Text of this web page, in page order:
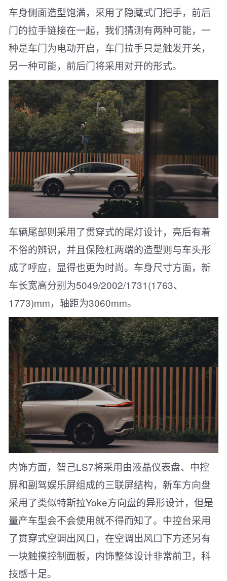
车身侧面造型饱满，采用了隐藏式门把手，前后
门的拉手链接在一起，我们猜测有两种可能，一
种是车门为电动开启，车门拉手只是触发开关，
另一种可能，前后门将采用对开的形式。
车辆尾部则采用了贯穿式的尾灯设计，亮后有着
不俗的辨识，并且保险杠两端的造型则与车头形
成了呼应，显得也更为时尚。车身尺寸方面，新
车长宽高分别为5049/2002/1731(1763、
1773)mm，轴距为3060mm。
内饰方面，智己LS7将采用由液晶仪表盘、中控
屏和副驾娱乐屏组成的三联屏结构，新车方向盘
采用了类似特斯拉Yoke方向盘的异形设计，但是
量产车型会不会使用就不得而知了。中控台采用
了贯穿式空调出风口，在空调出风口下方还另有
一块触摸控制面板，内饰整体设计非常前卫，科
技感十足。